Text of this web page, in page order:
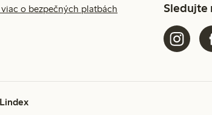
o bezpečných platbách Sledujte